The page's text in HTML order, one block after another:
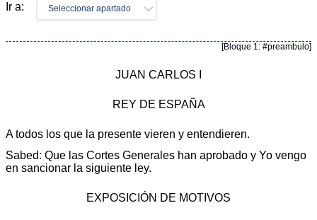
Ir a: Seleccionar apartado
[Bloque 1: #preambulo]
JUAN CARLOS I
REY DE ESPAÑA
A todos los que la presente vieren y entendieren.
Sabed: Que las Cortes Generales han aprobado y Yo vengo
en sancionar la siguiente ley.
EXPOSICIÓN DE MOTIVOS